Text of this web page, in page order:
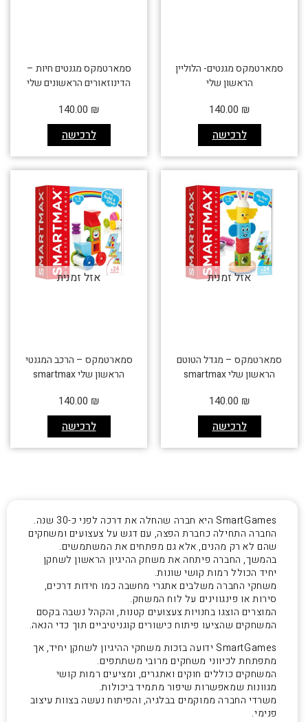
סמארטמקס מגנטים- הלוליין
הראשון שלי
לרכישה
140.00 ₪
סמארטמקס מגנטים חיות –
הדינוזאורים הראשונים שלי
לרכישה
140.00 ₪
אזל זמנית
סמארטמקס – מגדל הטוטם
הראשון שלי smartmax
לרכישה
140.00 ₪
אזל זמנית
סמארטמקס – הרכב המגנטי
הראשון שלי smartmax
לרכישה
140.00 ₪
SmartGames היא חברה שהחלה את דרכה לפני כ-30 שנה.
החברה התחילה כחברת הפצה, עם דגש על צעצועים ומשחקים
שהם לא רק מהנים, אלא גם מפתחים את המשתמשים.
בהמשך, החברה פיתחה את משחק ההיגיון הראשון לשחקן
יחיד הכולל רמות קושי שונות.
משחקי החברה משלבים אתגרי מחשבה כמו חידות דרכים,
סירות או פינגווינים על לוח המשחק.
המוצרים הוצגו בחנויות צעצועים קטנות, והקהל נשבה בקסם
המשחקים שהציעו פיתוח כישורים קוגניטיביים תוך כדי הנאה.
SmartGames ידועה בזכות משחקי ההיגיון לשחקן יחיד, אך
מתפתחת לכיווני משחקים מרובי משתתפים.
המשחקים כוללים חוקים ואתגרים, ומציעים רמות קושי
מגוונות שמאפשרות שיפור מתמיד ביכולות.
משרדי החברה ממוקמים בבלגיה, והפיתוח נעשה בצוות עיצוב
פנימי.